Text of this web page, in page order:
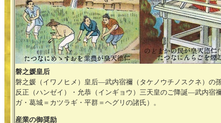
磐之媛皇后
磐之媛（イワノヒメ）皇后―武内宿禰（タケノウチノスクネ）の
反正（ハンゼイ）・允恭（インギョウ）三天皇のご降誕―武内宿
ガ・葛城＝カツラギ・平群＝ヘグリの諸氏）。
産業の御奨励